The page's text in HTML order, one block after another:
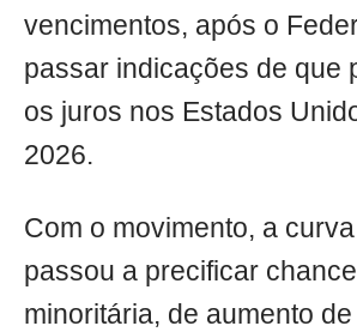
vencimentos, após o
passar indicações de que
os juros nos Estados
2026.
Com o movimento, a
passou a precificar
minoritária, de aumento